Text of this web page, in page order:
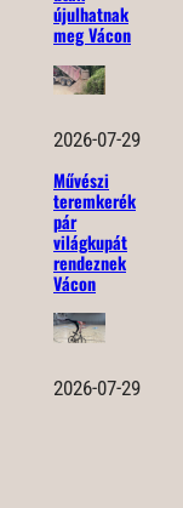
újulhatnak
meg Vácon
2026-07-29
Művészi
teremkerék
pár
világkupát
rendeznek
Vácon
2026-07-29